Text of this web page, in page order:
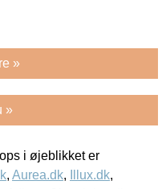
»
»
i øjeblikket er
, Aurea.dk, Illux.dk,